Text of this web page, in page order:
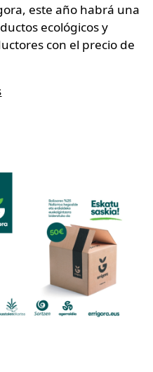
este año habrá una
ecológicos y
con el precio de